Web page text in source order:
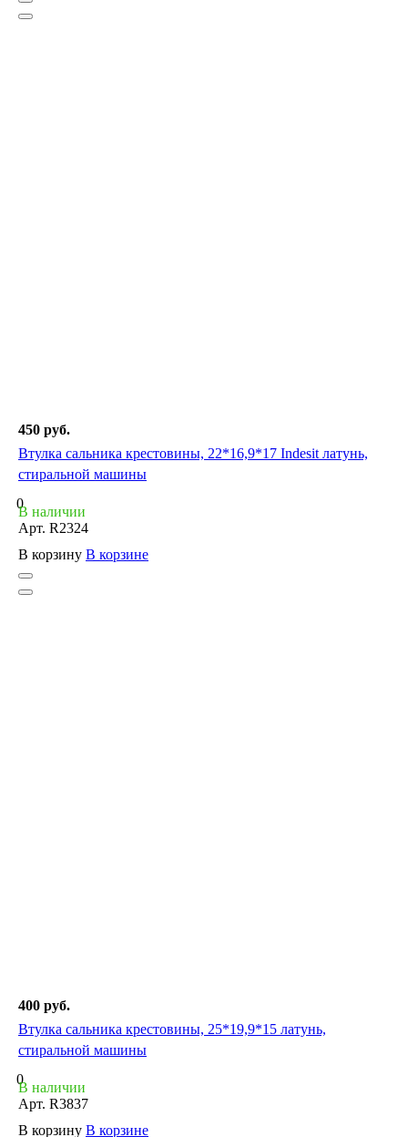
450 руб.
Втулка сальника крестовины, 22*16,9*17 Indesit латунь,
стиральной машины
0
В наличии
Арт. R2324
В корзину В корзине
400 руб.
Втулка сальника крестовины, 25*19,9*15 латунь,
стиральной машины
0
В наличии
Арт. R3837
В корзину В корзине